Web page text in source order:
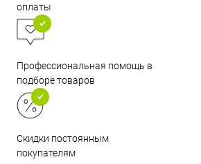
оплаты
Профессиональная помощь в
подборе товаров
Скидки постоянным
покупателям